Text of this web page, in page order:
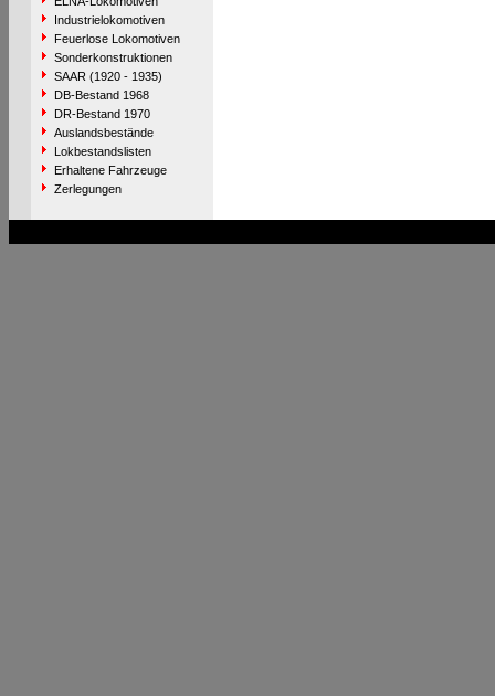
Industrielokomotiven
Feuerlose Lokomotiven
Sonderkonstruktionen
SAAR (1920 - 1935)
DB-Bestand 1968
DR-Bestand 1970
Auslandsbestände
Lokbestandslisten
Erhaltene Fahrzeuge
Zerlegungen